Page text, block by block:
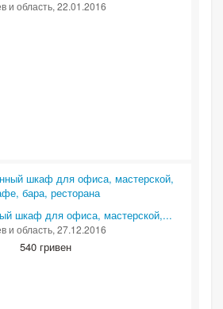
и область, 22.01.2016
шкаф для офиса, мастерской,...
и область, 27.12.2016
540 гривен